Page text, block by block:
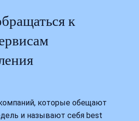
к
которые обещают
и называют себя best